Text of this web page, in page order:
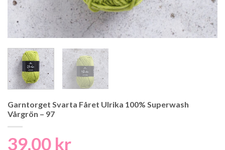
Garntorget Svarta Fåret Ulrika 100% Superwash
Vårgrön – 97
39.00 kr